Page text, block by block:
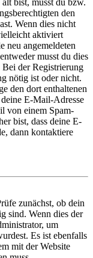
den
Wenn dies nicht
aktiviert
neu angemeldeten
musst du dies
der Registrierung
nötig ist oder nicht.
den dort enthaltenen
E-Mail-Adresse
von einem Spam-
bist, dass deine E-
dann kontaktiere
zunächst, ob dein
sind. Wenn dies der
um
Es ist ebenfalls
mit der Website